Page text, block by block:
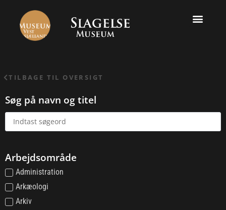
TILBAGE TIL OVERSIGT
Søg på navn og titel
Arbejdsområde
Administration
Arkæologi
Arkiv